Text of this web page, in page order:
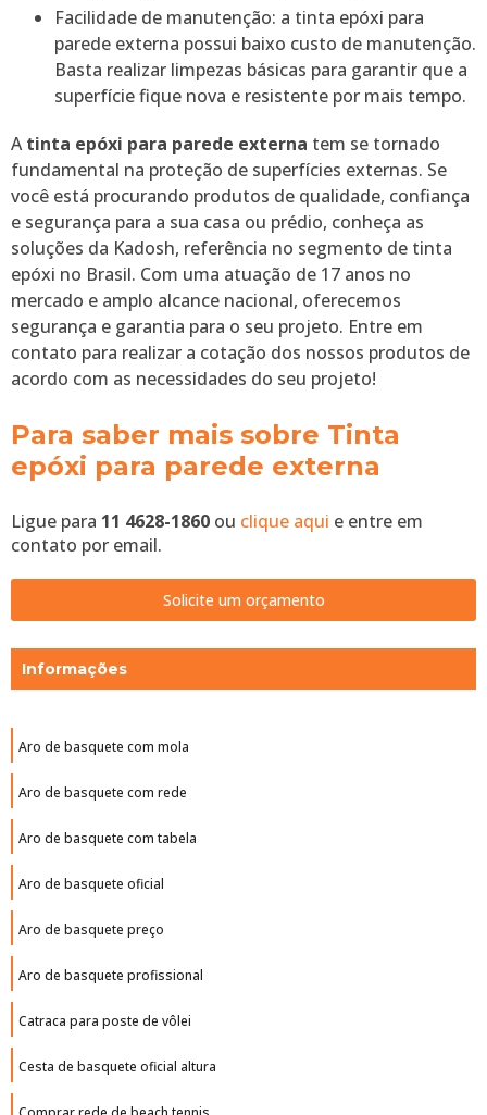
Facilidade de manutenção: a tinta epóxi para
parede externa possui baixo custo de manutenção.
Basta realizar limpezas básicas para garantir que a
superfície fique nova e resistente por mais tempo.
Atinta epóxi para parede externa tem se tornado
fundamental na proteção de superfícies externas. Se
você está procurando produtos de qualidade, confiança
e segurança para a sua casa ou prédio, conheça as
soluções da Kadosh, referência no segmento de tinta
epóxi no Brasil. Com uma atuação de 17 anos no
mercado e amplo alcance nacional, oferecemos
segurança e garantia para o seu projeto. Entre em
contato para realizar a cotação dos nossos produtos de
acordo com as necessidades do seu projeto!
Para saber mais sobre Tinta
epóxi para parede externa
Ligue para 11 4628-1860 ou clique aqui e entre em
contato por email.
Solicite um orçamento
Informações
Aro de basquete com mola
Aro de basquete com rede
Aro de basquete com tabela
Aro de basquete oficial
Aro de basquete preço
Aro de basquete profissional
Catraca para poste de vôlei
Cesta de basquete oficial altura